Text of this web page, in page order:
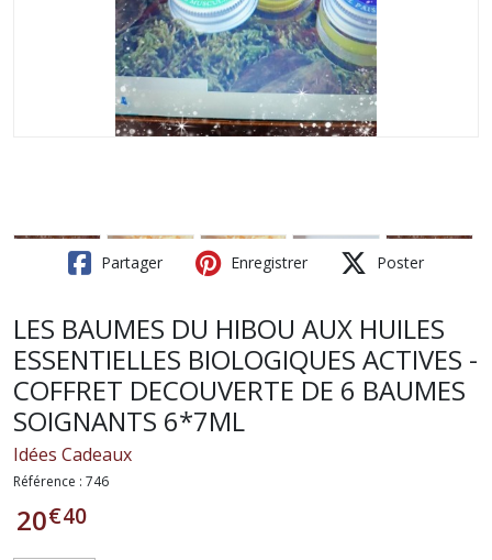
Partager Enregistrer Poster
LES BAUMES DU HIBOU AUX HUILES
ESSENTIELLES BIOLOGIQUES ACTIVES -
COFFRET DECOUVERTE DE 6 BAUMES
SOIGNANTS 6*7ML
Idées Cadeaux
Référence : 746
20€40